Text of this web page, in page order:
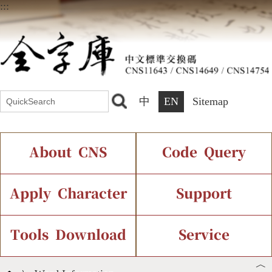
:::
中 EN Sitemap
About CNS
Introduction Current Status
Chinese Code Status
Code Query
IDS Query
Components Query
Apply Character
Application Process
Support
Font Instant Display
Tools Download Service
︿